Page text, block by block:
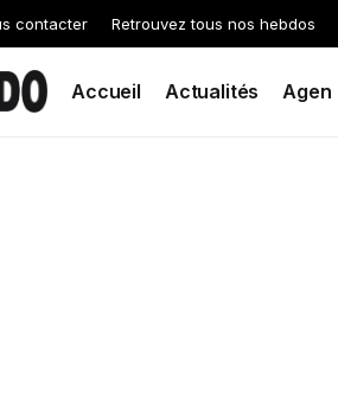
contacter Retrouvez tous nos hebdos
Accueil Actualités Agen